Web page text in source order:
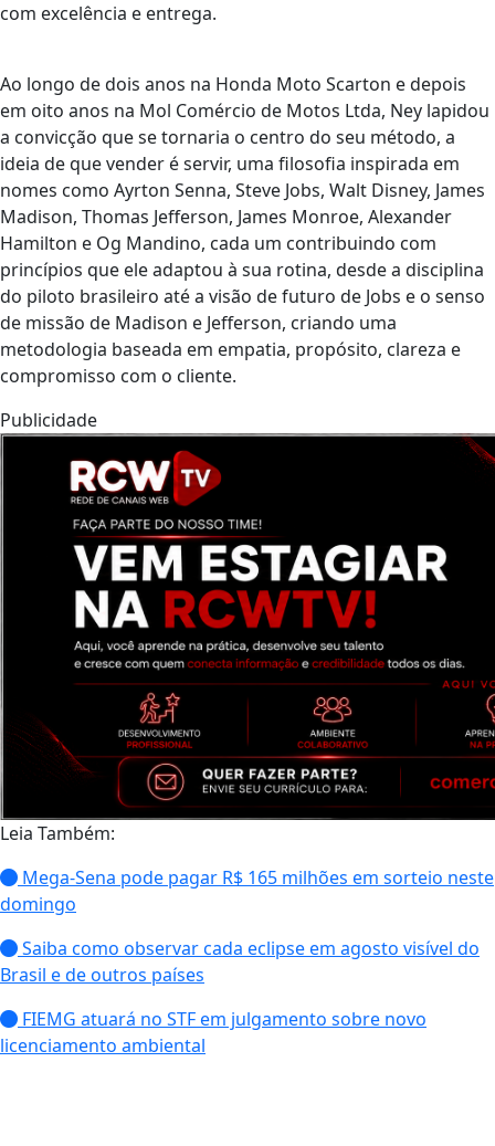
com excelência e entrega.
Ao longo de dois anos na Honda Moto Scarton e depois
em oito anos na Mol Comércio de Motos Ltda, Ney lapidou
a convicção que se tornaria o centro do seu método, a
ideia de que vender é servir, uma filosofia inspirada em
nomes como Ayrton Senna, Steve Jobs, Walt Disney, James
Madison, Thomas Jefferson, James Monroe, Alexander
Hamilton e Og Mandino, cada um contribuindo com
princípios que ele adaptou à sua rotina, desde a disciplina
do piloto brasileiro até a visão de futuro de Jobs e o senso
de missão de Madison e Jefferson, criando uma
metodologia baseada em empatia, propósito, clareza e
compromisso com o cliente.
Publicidade
Leia Também:
Mega-Sena pode pagar R$ 165 milhões em sorteio neste
domingo
Saiba como observar cada eclipse em agosto visível do
Brasil e de outros países
FIEMG atuará no STF em julgamento sobre novo
licenciamento ambiental